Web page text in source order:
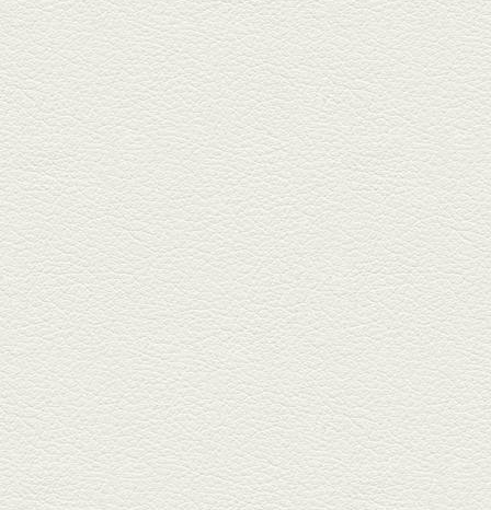
2025年8月15日放送
お刺身盛り合わせ＆干物
盛りの七輪焼き
酒場通りの「食楽みかげ」は、
オーナーこだわりの魚料理が味
わえ...
2025年7月25日放送
朝ごはんプレート＆かん
ぱちのカマ(塩焼き)
並木坂では珍しい朝ごはんの店
「コルハコ」で昼飲みの刻。
「銀し...
2025年7月4日放送
生姜香る鮭とイクラの土
鍋ご飯 など
銀杏中通りにこの春オープンし
た「創作ダイニング真」へ。暑
い夏...
2025年6月13日放送
ﾊﾓの季節野菜あんかけ＆
どんぐりﾎﾟｰｸ西京焼き